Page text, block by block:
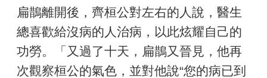
扁鵲離開後，齊桓公對左右的人說，醫生
總喜歡給沒病的人治病，以此炫耀自己的
功勞。「又過了十天，扁鵲又晉見，他再
次觀察桓公的氣色，並對他說“您的病已到